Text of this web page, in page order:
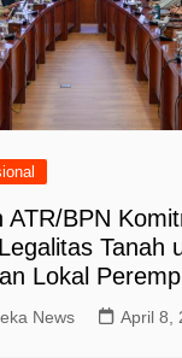
ATR/BPN
Tanah
Lokal
News April 8,